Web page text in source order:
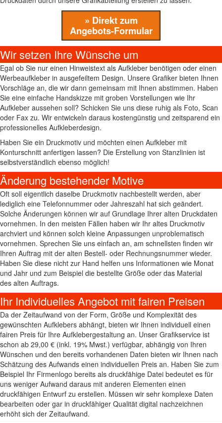
» Direkt zum
Angebots-Formular
Wir setzen Ihre Wünsche um
Egal ob Sie nur einen Hinweistext als Aufkleber benötigen oder einen
Werbeaufkleber in ausgefeiltem Design. Unsere Grafiker bieten Ihnen
Vorschläge an, die wir dann gemeinsam mit Ihnen abstimmen. Haben
Sie eine einfache Handskizze mit groben Vorstellungen wie Ihr
Aufkleber aussehen soll? Schicken Sie uns diese ruhig als Foto, Scan
oder Fax zu. Wir entwickeln daraus kostengünstig und zeitsparend ein
professionelles Aufkleberdesign.
Haben Sie ein Druckmotiv und möchten einen Aufkleber mit
Konturschnitt anfertigen lassen? Die Erstellung von Stanzlinien ist
selbstverständlich ebenso möglich!
Änderung bestehender Motive
Oft soll eigentlich daselbe Druckmotiv nachbestellt werden, aber
lediglich eine Telefonnummer oder Jahreszahl hat sich geändert.
Solche Änderungen können wir auf Grundlage Ihrer alten Druckdaten
vornehmen. In den meisten Fällen haben wir Ihr altes Druckmotiv
archviert und können solch kleine Anpassungen unproblematisch
vornehmen. Sprechen Sie uns einfach an, am schnellsten finden wir
Ihren Auftrag mit der alten Bestell- oder Rechnungsnummer wieder.
Haben Sie diese nicht zur Hand helfen uns Informationen wie Monat
und Jahr und zum Beispiel die bestellte Größe oder das Material
des alten Auftrags.
Ihr Individuelles Angebot mit fairen Preisen
Da der Zeitaufwand von der Form, Größe und Komplexität des
gewünschten Aufklebers abhängt, bieten wir Ihnen individuell einen
fairen Preis für Ihre Aufklebergestaltung an. Unser Grafikservice ist
schon ab 29,00 € (inkl. 19% Mwst.) verfügbar, abhängig von Ihren
Wünschen und den bereits vorhandenen Daten bieten wir Ihnen nach
Schätzung des Aufwands einen individuellen Preis an. Haben Sie zum
Beispiel Ihr Firmenlogo bereits als druckfähige Datei bedeutet es für
uns weniger Aufwand daraus mit anderen Elementen einen
druckfähigen Entwurf zu erstellen. Müssen wir sehr komplexe Daten
bearbeiten oder gar in druckfähiger Qualität digital nachzeichnen
erhöht sich der Zeitaufwand.